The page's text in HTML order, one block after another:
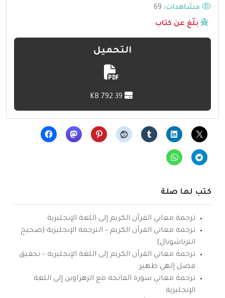
مشاهدات:
بلّغ عن كتاب
التحميل
كتب لها صلة
ترجمة معاني القرآن الكريم إلى اللغة الإنجليزية
ترجمة معاني القرآن الكريم – الترجمة الإنجليزية (صحيح
انترناشونال)
ترجمة معاني القرآن الكريم إلى اللغة الإنجليزية – تحقيق
فضل إلهي ظهير
ترجمة معاني سورة الفاتحة مع الزهراوين إلى اللغة
الإنجليزية